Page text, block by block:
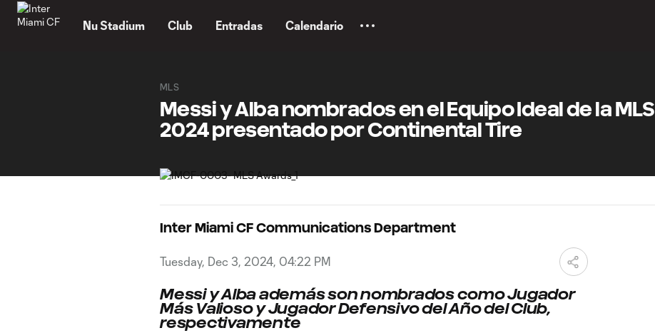
Nu Stadium Club Entradas Calendario
MLS
Messi y Alba nombrados en el Equipo Ideal de la MLS
2024 presentado por Continental Tire
Inter Miami CF Communications Department
Tuesday, Dec 3, 2024, 04:22 PM
Messi y Alba además son nombrados como Jugador
Más Valioso y Jugador Defensivo del Año del Club,
respectivamente